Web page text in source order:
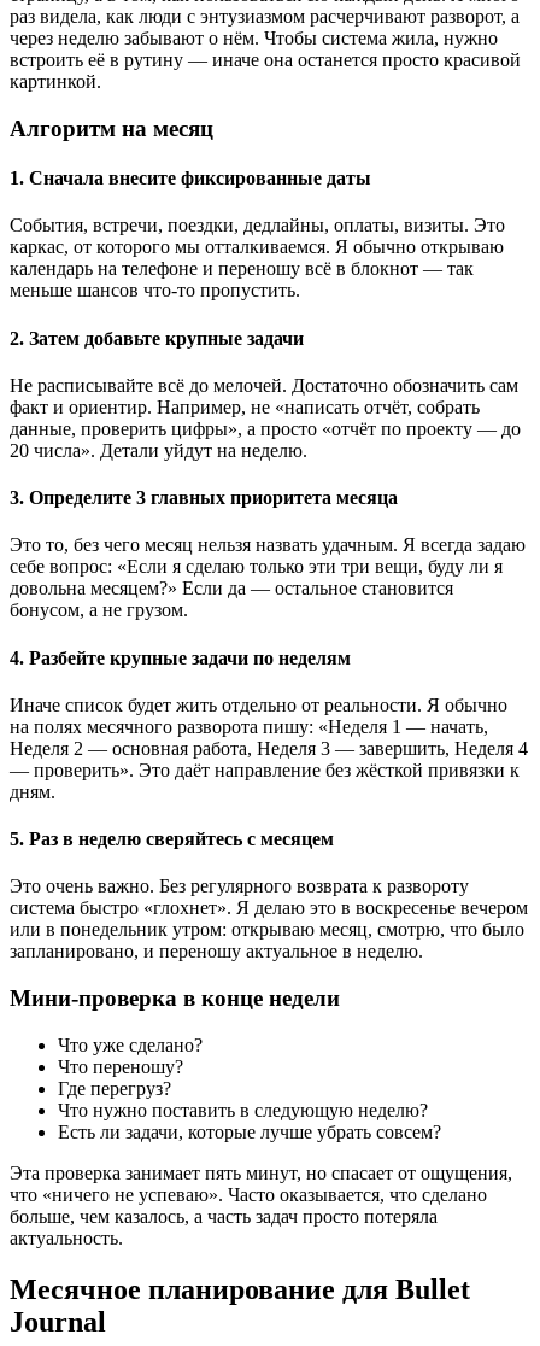
раз видела, как люди с энтузиазмом расчерчивают разворот, а
через неделю забывают о нём. Чтобы система жила, нужно
встроить её в рутину — иначе она останется просто красивой
картинкой.
Алгоритм на месяц
1. Сначала внесите фиксированные даты
События, встречи, поездки, дедлайны, оплаты, визиты. Это
каркас, от которого мы отталкиваемся. Я обычно открываю
календарь на телефоне и переношу всё в блокнот — так
меньше шансов что-то пропустить.
2. Затем добавьте крупные задачи
Не расписывайте всё до мелочей. Достаточно обозначить сам
факт и ориентир. Например, не «написать отчёт, собрать
данные, проверить цифры», а просто «отчёт по проекту — до
20 числа». Детали уйдут на неделю.
3. Определите 3 главных приоритета месяца
Это то, без чего месяц нельзя назвать удачным. Я всегда задаю
себе вопрос: «Если я сделаю только эти три вещи, буду ли я
довольна месяцем?» Если да — остальное становится
бонусом, а не грузом.
4. Разбейте крупные задачи по неделям
Иначе список будет жить отдельно от реальности. Я обычно
на полях месячного разворота пишу: «Неделя 1 — начать,
Неделя 2 — основная работа, Неделя 3 — завершить, Неделя 4
— проверить». Это даёт направление без жёсткой привязки к
дням.
5. Раз в неделю сверяйтесь с месяцем
Это очень важно. Без регулярного возврата к развороту
система быстро «глохнет». Я делаю это в воскресенье вечером
или в понедельник утром: открываю месяц, смотрю, что было
запланировано, и переношу актуальное в неделю.
Мини-проверка в конце недели
Что уже сделано?
Что переношу?
Где перегруз?
Что нужно поставить в следующую неделю?
Есть ли задачи, которые лучше убрать совсем?
Эта проверка занимает пять минут, но спасает от ощущения,
что «ничего не успеваю». Часто оказывается, что сделано
больше, чем казалось, а часть задач просто потеряла
актуальность.
Месячное планирование для Bullet
Journal